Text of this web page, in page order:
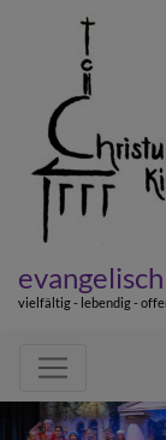
vielfältig - lebendig -